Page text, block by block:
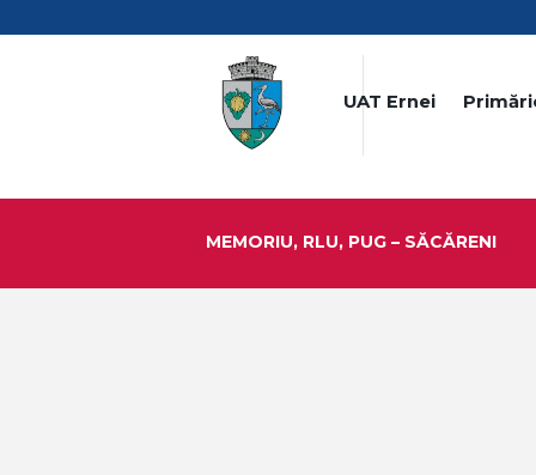
UAT Ernei
MEMORIU, RLU, PUG – SĂCĂRENI